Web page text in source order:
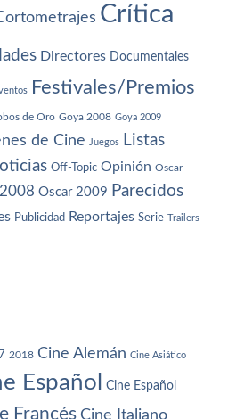
Crítica
Directores Documentales
Festivales/Premios
de Oro Goya 2008 Goya 2009
de Cine Juegos Listas
Off-Topic Opinión Oscar
Oscar 2009 Parecidos
Publicidad Reportajes Serie Trailers
2018 Cine Alemán Cine Asiático
Español Cine Español
Francés Cine Italiano